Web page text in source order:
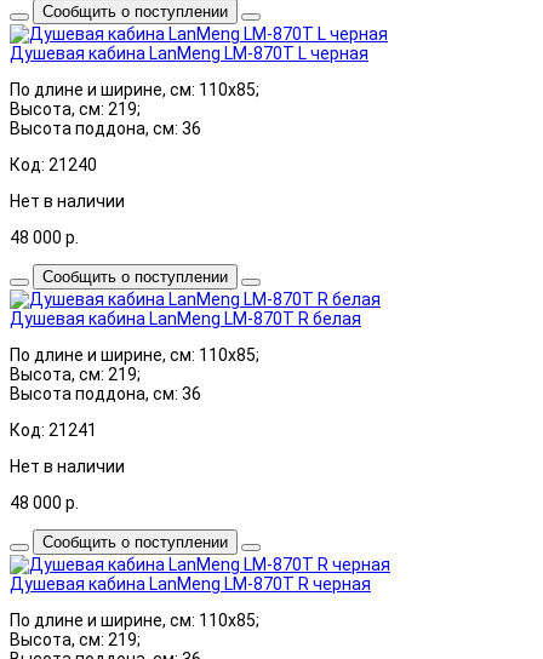
Сообщить о поступлении
Душевая кабина LanMeng LM-870T L черная
По длине и ширине, см: 110x85;
Высота, см: 219;
Высота поддона, см: 36
Код: 21240
Нет в наличии
48 000 р.
Сообщить о поступлении
Душевая кабина LanMeng LM-870T R белая
По длине и ширине, см: 110x85;
Высота, см: 219;
Высота поддона, см: 36
Код: 21241
Нет в наличии
48 000 р.
Сообщить о поступлении
Душевая кабина LanMeng LM-870T R черная
По длине и ширине, см: 110x85;
Высота, см: 219;